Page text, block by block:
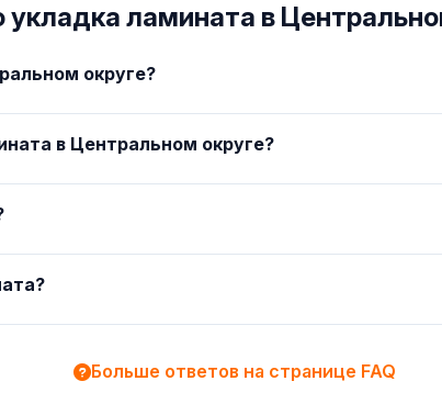
ламината в
округе?
в Центральном округе?
Больше ответов на странице FAQ